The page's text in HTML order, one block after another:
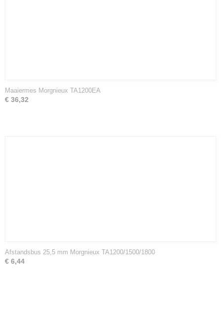
Maaiermes Morgnieux TA1200EA
€ 36,32
Afstandsbus 25,5 mm Morgnieux TA1200/1500/1800
€ 6,44